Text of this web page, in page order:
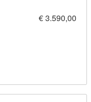
€ 3.590,00